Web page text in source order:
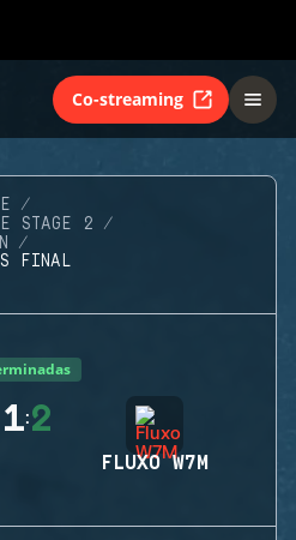
Co-streaming
STAGE 2
FINAL
1:2
FLUXO W7M